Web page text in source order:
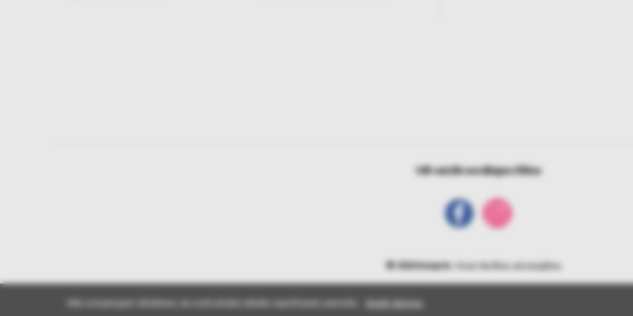
Vēl vairāk sociālajos tīklos
© 2026 bonprix . Visas tiesības aizsargātas.
Skatīt detaļas